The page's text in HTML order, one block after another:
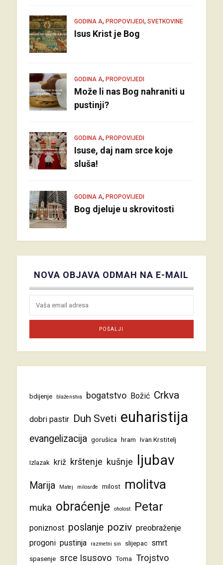
GODINA A, PROPOVIJEDI, SVETKOVINE
Isus Krist je Bog
GODINA A, PROPOVIJEDI
Može li nas Bog nahraniti u
pustinji?
GODINA A, PROPOVIJEDI
Isuse, daj nam srce koje
sluša!
GODINA A, PROPOVIJEDI
Bog djeluje u skrovitosti
NOVA OBJAVA ODMAH NA E-MAIL
bdijenje blaženstva bogatstvo Božić Crkva
dobri pastir Duh Sveti euharistija
evangelizacija gorušica hram Ivan Krstitelj
Izlazak križ krštenje kušnje ljubav
Marija Matej milosrđe milost molitva
muka obraćenje oholost Petar
poniznost poslanje poziv preobraženje
progoni pustinja razmetni sin slijepac smrt
spasenje srce Isusovo Toma Trojstvo